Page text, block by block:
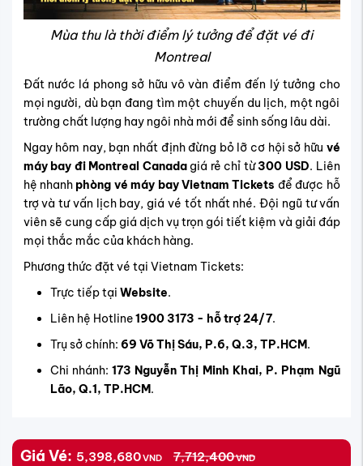
​Mùa thu là thời điểm lý tưởng để đặt vé đi
Montreal
Đất nước lá phong sở hữu vô vàn điểm đến lý tưởng cho
mọi người, dù bạn đang tìm một chuyến du lịch, một ngôi
trường chất lượng hay ngôi nhà mới để sinh sống lâu dài.
Ngay hôm nay, bạn nhất định đừng bỏ lỡ cơ hội sở hữu vé
máy bay đi Montreal Canadagiá rẻ chỉ từ300 USD. Liên
hệ nhanh phòng vé máy bayVietnam Tickets để được hỗ
trợ và tư vấn lịch bay, giá vé tốt nhất nhé. Đội ngũ tư vấn
viên sẽ cung cấp giá dịch vụ trọn gói tiết kiệm và giải đáp
mọi thắc mắc của khách hàng.
Phương thức đặt vé tại Vietnam Tickets:
Trực tiếp tại Website.
Liên hệ Hotline1900 3173 - hỗ trợ 24/7.
Trụ sở chính: 69 Võ Thị Sáu, P.6, Q.3, TP.HCM.
Chi nhánh: 173 Nguyễn Thị Minh Khai, P. Phạm Ngũ
Lão, Q.1, TP.HCM.
Giá Vé: 5,398,680VND 7,712,400VND